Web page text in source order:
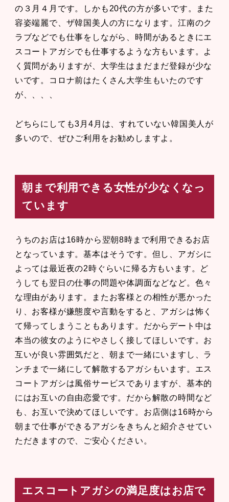
の３月４月です。しかも20代の方が多いです。また
容姿端麗で、ザ韓国美人の方になります。江南のク
ラブなどでも仕事をしながら、時間があるときにエ
スコートアガシでも仕事するような方もいます。よ
く質問がありますが、大学生はまだまだ登録が少な
いです。コロナ前はたくさん大学生もいたのです
が、、、、
どちらにしても3月4月は、すれていない韓国美人が
多いので、ぜひご利用をお勧めしますよ。
朝まで利用できる女性が少なくなっ
ています
うちのお店は16時から翌朝8時まで利用できるお店
となっています。基本はそうです。但し、アガシに
よっては最近夜の2時ぐらいに帰る方もいます。ど
うしても翌日の仕事の問題や体調面などなど。色々
な理由があります。またお客様との相性が悪かった
り、お客様が嫌態度や言動をすると、アガシは怖く
て帰ってしまうこともあります。だからデート中は
本当の彼女のようにやさしく接してほしいです。お
互いが良い雰囲気だと、朝まで一緒にいますし、ラ
ンチまで一緒にして解散するアガシもいます。エス
コートアガシは風俗サービスでありますが、基本的
にはお互いの自由恋愛です。だから解散の時間など
も、お互いで決めてほしいです。お店側は16時から
朝まで仕事ができるアガシをきちんと紹介させてい
ただきますので、ご安心ください。
エスコートアガシの満足度はお店で